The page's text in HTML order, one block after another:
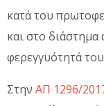
κατά του
και στο διάστημα
φερεγγυότητά
Στην ΑΠ 1296/